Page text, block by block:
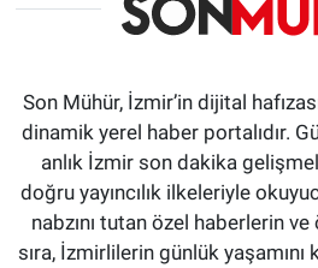
Son Mühür, İzmir’in dijital
dinamik yerel haber portalıdır.
anlık İzmir son dakika
doğru yayıncılık ilkeleriyle
nabzını tutan özel haberlerin ve
sıra, İzmirlilerin günlük yaşamını